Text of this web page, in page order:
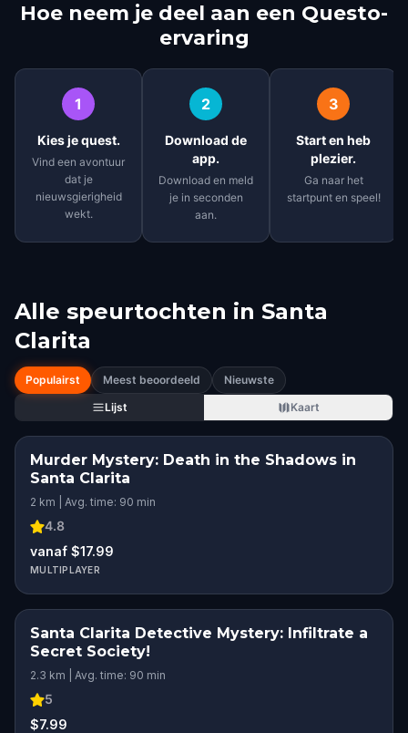
Hoe neem je deel aan een Questo-
ervaring
1
Kies je quest.
Vind een avontuur
dat je
nieuwsgierigheid
wekt.
2
Download de
app.
Download en meld
je in seconden
aan.
3
Start en heb
plezier.
Ga naar het
startpunt en speel!
Alle speurtochten in Santa
Clarita
Populairst Meest beoordeeld
Nieuwste
Lijst
Kaart
Murder Mystery: Death in the Shadows in
Santa Clarita
2 km | Avg. time: 90 min
4.8
vanaf $17.99
MULTIPLAYER
Santa Clarita Detective Mystery: Infiltrate a
Secret Society!
2.3 km | Avg. time: 90 min
5
$7.99